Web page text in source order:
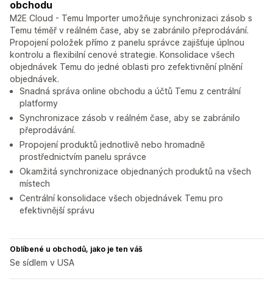
obchodu
M2E Cloud - Temu Importer umožňuje synchronizaci zásob s
Temu téměř v reálném čase, aby se zabránilo přeprodávání.
Propojení položek přímo z panelu správce zajišťuje úplnou
kontrolu a flexibilní cenové strategie. Konsolidace všech
objednávek Temu do jedné oblasti pro zefektivnění plnění
objednávek.
Snadná správa online obchodu a účtů Temu z centrální
platformy
Synchronizace zásob v reálném čase, aby se zabránilo
přeprodávání.
Propojení produktů jednotlivě nebo hromadně
prostřednictvím panelu správce
Okamžitá synchronizace objednaných produktů na všech
místech
Centrální konsolidace všech objednávek Temu pro
efektivnější správu
Oblíbené u obchodů, jako je ten váš
Se sídlem v USA